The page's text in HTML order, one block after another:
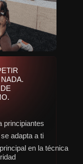
principiantes
adapta a ti
en la técnica